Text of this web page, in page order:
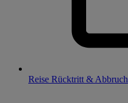
Reise Rücktritt & Abbruch